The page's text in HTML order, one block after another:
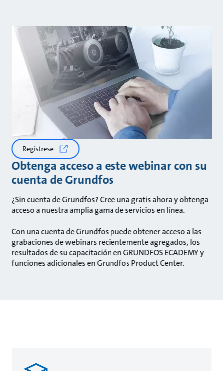
Regístrese
Obtenga acceso a este webinar con su
cuenta de Grundfos
¿Sin cuenta de Grundfos? Cree una gratis ahora y obtenga
acceso a nuestra amplia gama de servicios en línea.
Con una cuenta de Grundfos puede obtener acceso a las
grabaciones de webinars recientemente agregados, los
resultados de su capacitación en GRUNDFOS ECADEMY y
funciones adicionales en Grundfos Product Center.